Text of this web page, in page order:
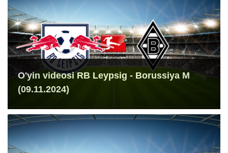
O'yin videosi RB Leypsig - Borussiya M
(09.11.2024)